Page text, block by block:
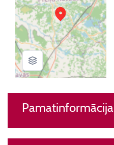
Pamatinformācija